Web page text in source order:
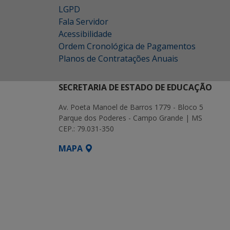
LGPD
Fala Servidor
Acessibilidade
Ordem Cronológica de Pagamentos
Planos de Contratações Anuais
SECRETARIA DE ESTADO DE EDUCAÇÃO
Av. Poeta Manoel de Barros 1779 - Bloco 5
Parque dos Poderes - Campo Grande | MS
CEP.: 79.031-350
MAPA